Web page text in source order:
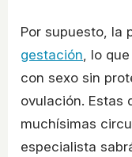
Por supuesto, la
gestación, lo
con sexo sin
ovulación. Estas
muchísimas
especialista